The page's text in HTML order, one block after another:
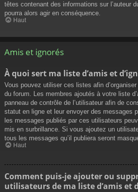
têtes contenant des informations sur l’auteur
pourra alors agir en conséquence.
Haut
Amis et ignorés
À quoi sert ma liste d’amis et
Vous pouvez utiliser ces listes afin
du forum. Les membres ajoutés à votre liste
panneau de contrôle de l’utilisateur afin de
statut en ligne et leur envoyer des messages
les messages publiés par ces utilisateurs
mis en surbrillance. Si vous ajoutez un
tous les messages qu’il publiera seront
Haut
Comment puis-je ajouter ou
utilisateurs de ma liste d’amis et